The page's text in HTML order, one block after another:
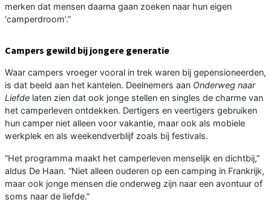
merken dat mensen daarna gaan zoeken naar hun eigen
‘camperdroom’.”
Campers gewild bij jongere generatie
Waar campers vroeger vooral in trek waren bij gepensioneerden,
is dat beeld aan het kantelen. Deelnemers aan Onderweg naar
Liefde laten zien dat ook jonge stellen en singles de charme van
het camperleven ontdekken. Dertigers en veertigers gebruiken
hun camper niet alleen voor vakantie, maar ook als mobiele
werkplek en als weekendverblijf zoals bij festivals.
“Het programma maakt het camperleven menselijk en dichtbij,”
aldus De Haan. “Niet alleen ouderen op een camping in Frankrijk,
maar ook jonge mensen die onderweg zijn naar een avontuur of
soms naar de liefde.”